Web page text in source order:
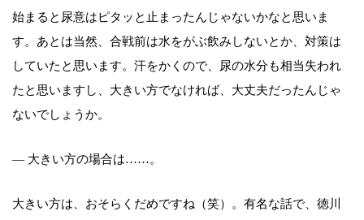
始まると尿意はピタッと止まったんじゃないかなと思いま
す。あとは当然、合戦前は水をがぶ飲みしないとか、対策は
していたと思います。汗をかくので、尿の水分も相当失われ
たと思いますし、大きい方でなければ、大丈夫だったんじゃ
ないでしょうか。
― 大きい方の場合は……。
大きい方は、おそらくだめですね（笑）。有名な話で、徳川